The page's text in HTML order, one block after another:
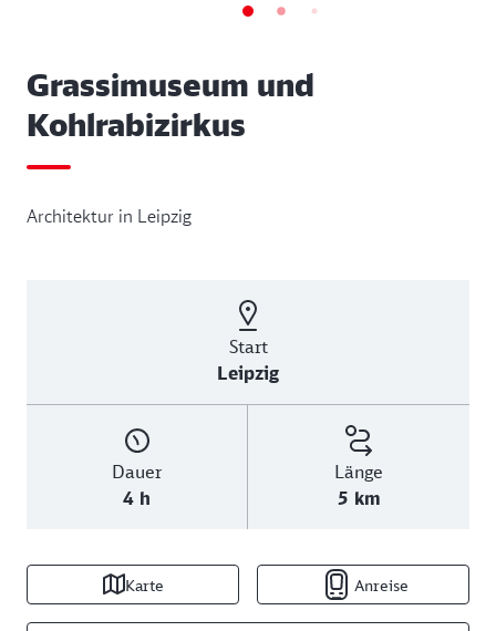
Grassimuseum und
Kohlrabizirkus
Architektur in Leipzig
Start
Leipzig
Dauer
4 h
Länge
5 km
Karte Anreise